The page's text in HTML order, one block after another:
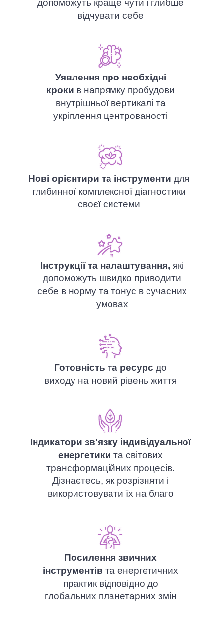
допоможуть краще чути і глибше
відчувати себе
Уявлення про необхідні
кроки в напрямку пробудови
внутрішньої вертикалі та
укріплення центрованості
Нові орієнтири та інструменти для
глибинної комплексної діагностики
своєї системи
Інструкції та налаштування, які
допоможуть швидко приводити
себе в норму та тонус в сучасних
умовах
Готовність та ресурс до
виходу на новий рівень життя
Індикатори зв'язку індивідуальної
енергетики та світових
трансформаційних процесів.
Дізнаєтесь, як розрізняти і
використовувати їх на благо
Посилення звичних
інструментів та енергетичних
практик відповідно до
глобальних планетарних змін